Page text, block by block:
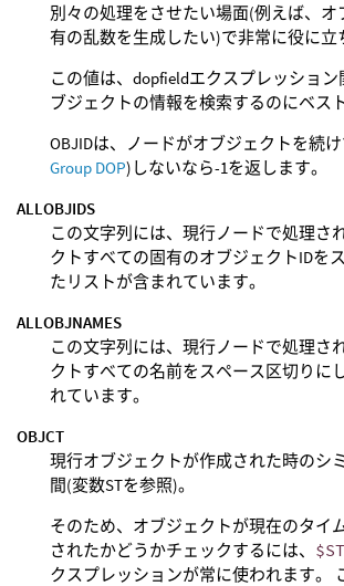
別々の処理をさせたい場面(例えば、オ
有の乱数を生成したい)で非常に役に立
この値は、dopfieldエクスプレッショ
ブジェクトの情報を検索するのにベス
OBJIDは、ノードがオブジェクトを続け
Group DOP)しないなら-1を返します。
ALLOBJIDS
この文字列には、現行ノードで処理さ
クトすべての固有のオブジェクトIDを
たリストが含まれています。
ALLOBJNAMES
この文字列には、現行ノードで処理さ
クトすべての名前をスペース区切りに
れています。
OBJCT
現行オブジェクトが作成された時のシ
間(変数STを参照)。
そのため、オブジェクトが現在のタイ
されたかどうかチェックするには、
クスプレッションが常に使われます。